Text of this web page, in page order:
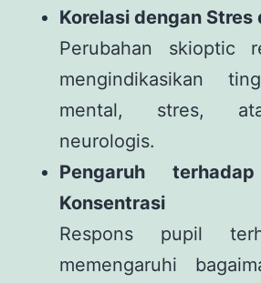
Korelasi dengan Stres
Perubahan skioptic
mengindikasikan
mental, stres,
neurologis.
Pengaruh
Konsentrasi
Respons pupil
memengaruhi